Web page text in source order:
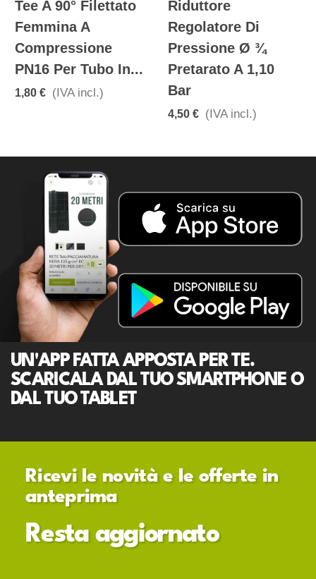
Tee A 90° Filettato
Femmina A
Compressione
PN16 Per Tubo In...
1,80 € (IVA incl.)
Riduttore
Regolatore Di
Pressione Ø ¾
Pretarato A 1,10
Bar
4,50 € (IVA incl.)
UN'APP FATTA APPOSTA PER TE.
SCARICALA DAL TUO SMARTPHONE O
DAL TUO TABLET
Ricevi le novità e le offerte in
anteprima
Resta aggiornato